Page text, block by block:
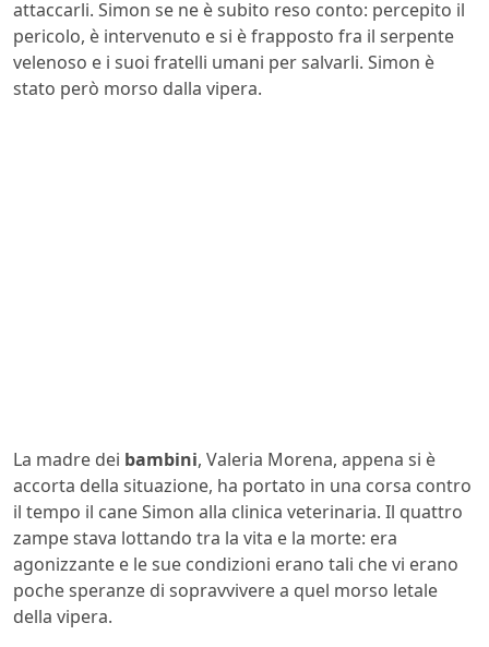
attaccarli. Simon se ne è subito reso conto: percepito il
pericolo, è intervenuto e si è frapposto fra il serpente
velenoso e i suoi fratelli umani per salvarli. Simon è
stato però morso dalla vipera.
La madre dei bambini, Valeria Morena, appena si è
accorta della situazione, ha portato in una corsa contro
il tempo il cane Simon alla clinica veterinaria. Il quattro
zampe stava lottando tra la vita e la morte: era
agonizzante e le sue condizioni erano tali che vi erano
poche speranze di sopravvivere a quel morso letale
della vipera.